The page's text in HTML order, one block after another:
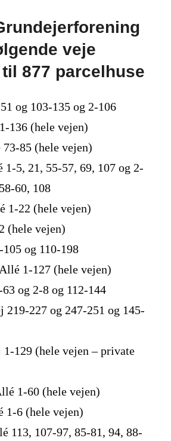
veje
877 parcelhuse
og 103-135 og 2-106
136 (hele vejen)
85 (hele vejen)
5, 21, 55-57, 69, 107 og 2-
60, 108
1-22 (hele vejen)
(hele vejen)
og 110-198
1-127 (hele vejen)
og 2-8 og 112-144
219-227 og 247-251 og 145-
1-129 (hele vejen – private
1-60 (hele vejen)
1-6 (hele vejen)
113, 107-97, 85-81, 94, 88-